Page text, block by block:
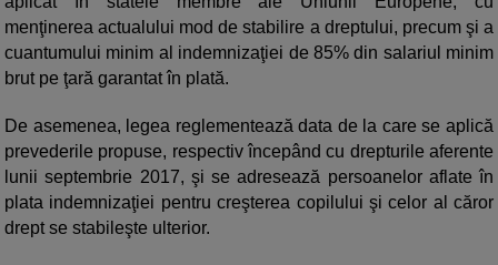
menţinerea actualului mod de stabilire a dreptului, precum şi a
cuantumului minim al indemnizaţiei de 85% din salariul minim
brut pe ţară garantat în plată.
De asemenea, legea reglementează data de la care se aplică
prevederile propuse, respectiv începând cu drepturile aferente
lunii septembrie 2017, şi se adresează persoanelor aflate în
plata indemnizaţiei pentru creşterea copilului şi celor al căror
drept se stabileşte ulterior.